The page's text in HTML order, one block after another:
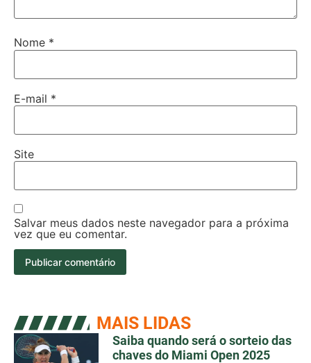
Nome *
E-mail *
Site
Salvar meus dados neste navegador para a próxima
vez que eu comentar.
MAIS LIDAS
Saiba quando será o sorteio das
chaves do Miami Open 2025